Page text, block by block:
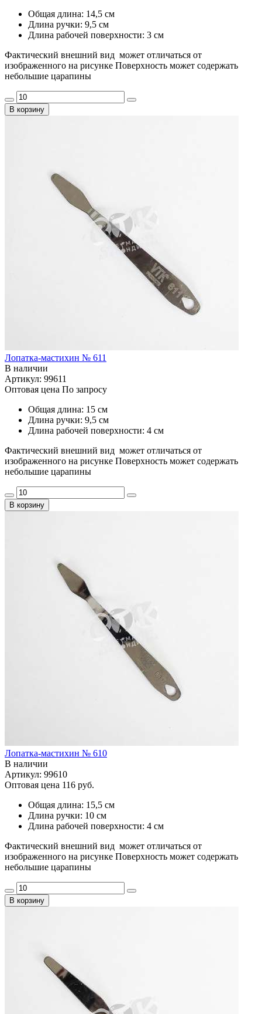
Общая длина: 14,5 см
Длина ручки: 9,5 см
Длина рабочей поверхности: 3 см
Фактический внешний вид может отличаться от
изображенного на рисунке Поверхность может содержать
небольшие царапины
В корзину
Лопатка-мастихин № 611
В наличии
Артикул: 99611
Оптовая цена По запросу
Общая длина: 15 см
Длина ручки: 9,5 см
Длина рабочей поверхности: 4 см
Фактический внешний вид может отличаться от
изображенного на рисунке Поверхность может содержать
небольшие царапины
В корзину
Лопатка-мастихин № 610
В наличии
Артикул: 99610
Оптовая цена 116 руб.
Общая длина: 15,5 см
Длина ручки: 10 см
Длина рабочей поверхности: 4 см
Фактический внешний вид может отличаться от
изображенного на рисунке Поверхность может содержать
небольшие царапины
В корзину